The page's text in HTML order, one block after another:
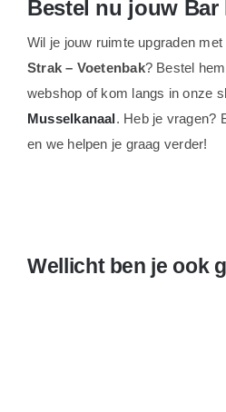
Bestel nu jouw Bar
Wil je jouw ruimte upgraden met
Strak – Voetenbak? Bestel
webshop of kom langs in onze
Musselkanaal . Heb je vragen?
en we helpen je graag verder!
Wellicht ben je ook